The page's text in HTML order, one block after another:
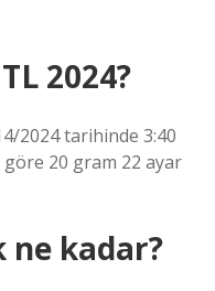
2024?
2024 tarihinde 3:40
göre 20 gram 22 ayar
ne kadar?